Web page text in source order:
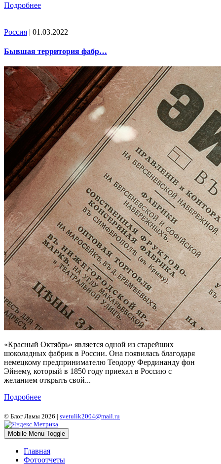
Подробнее
Россия | 01.03.2022
Бывшая территория фабр…
«Красный Октябрь» является одной из старейших
шоколадных фабрик в России. Она появилась благодаря
немецкому предпринимателю Теодору Фердинанду фон
Эйнему, который в 1850 году приехал в Россию с
желанием открыть свой...
Подробнее
© Блог Ламы 2026 | svetulik2004@mail.ru
Mobile Menu Toggle
Главная
Фотоотчеты